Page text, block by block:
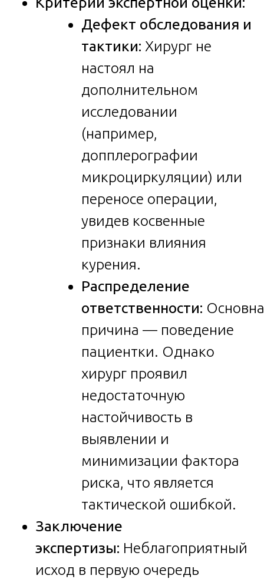
Дефект обследования и
тактики: Хирург не
настоял на
дополнительном
исследовании
(например,
допплерографии
микроциркуляции) или
переносе операции,
увидев косвенные
признаки влияния
курения.
Распределение
ответственности:
причина — поведение
пациентки. Однако
хирург проявил
недостаточную
настойчивость в
выявлении и
минимизации фактора
риска, что является
тактической ошибкой.
Заключение
экспертизы: Неблагоприятный
исход в первую очередь